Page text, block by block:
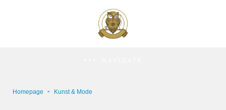
Homepage Kunst & Mode